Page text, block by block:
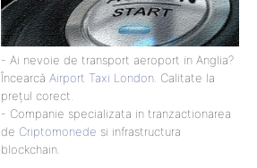
- Ai nevoie de transport aeroport in Anglia?
Încearcă Airport Taxi London . Calitate la
prețul corect.
- Companie specializata in tranzactionarea
de Criptomonede si infrastructura
blockchain.